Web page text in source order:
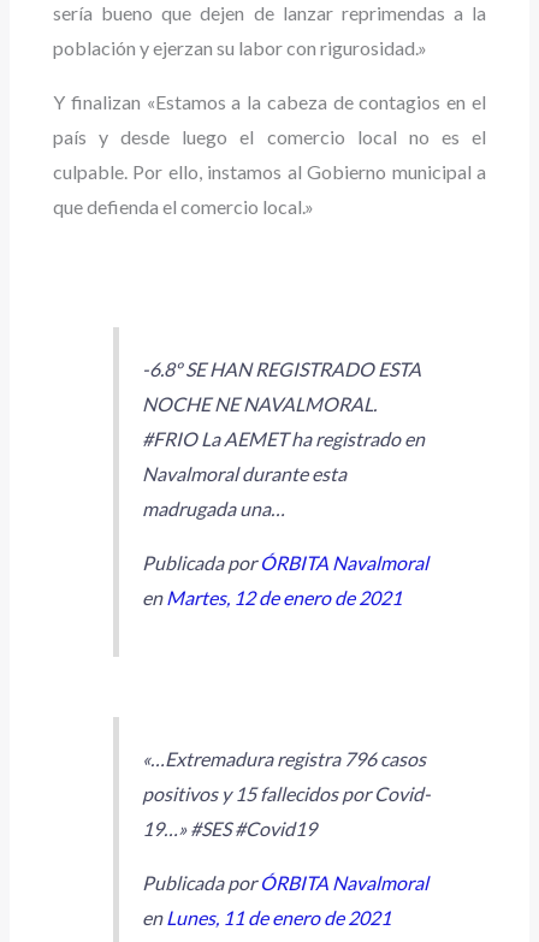
sería bueno que dejen de lanzar reprimendas a la
población y ejerzan su labor con rigurosidad.»
Y finalizan «Estamos a la cabeza de contagios en el
país y desde luego el comercio local no es el
culpable. Por ello, instamos al Gobierno municipal a
que defienda el comercio local.»
-6.8º SE HAN REGISTRADO ESTA
NOCHE NE NAVALMORAL.
#FRIO La AEMET ha registrado en
Navalmoral durante esta
madrugada una…
Publicada porÓRBITA Navalmoral
en Martes, 12 de enero de 2021
«…Extremadura registra 796 casos
positivos y 15 fallecidos por Covid-
19…» #SES #Covid19
Publicada porÓRBITA Navalmoral
en Lunes, 11 de enero de 2021